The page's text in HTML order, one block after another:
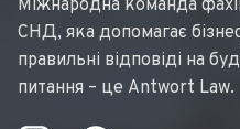
Міжнародна команда
СНД, яка допомагає
правильні відповіді на
питання – це Antwort Law.